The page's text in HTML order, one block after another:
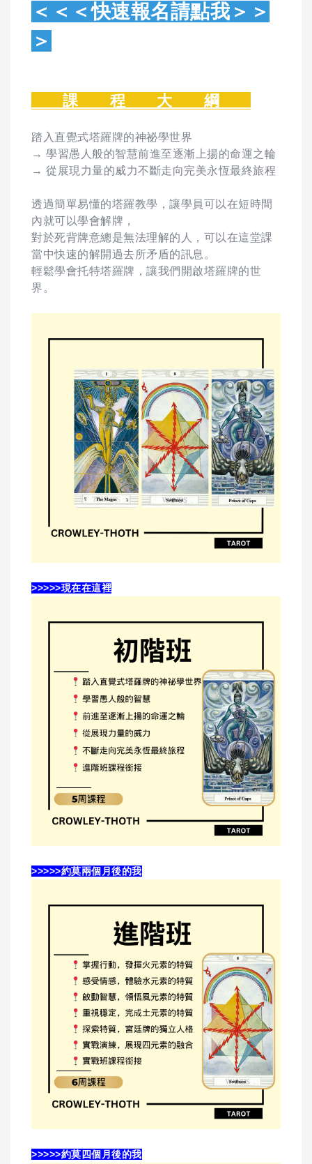
＜＜＜快速報名請點我＞＞
＞
課 程 大 綱
踏入直覺式塔羅牌的神祕學世界
→ 學習愚人般的智慧前進至逐漸上揚的命運之輪
→ 從展現力量的威力不斷走向完美永恆最終旅程
透過簡單易懂的塔羅教學，讓學員可以在短時間
內就可以學會解牌，
對於死背牌意總是無法理解的人，可以在這堂課
當中快速的解開過去所矛盾的訊息。
輕鬆學會托特塔羅牌，讓我們開啟塔羅牌的世
界。
>>>>>現在在這裡
>>>>>約莫兩個月後的我
>>>>>約莫四個月後的我